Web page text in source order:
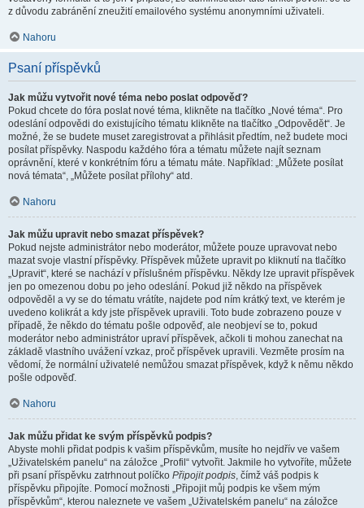
z důvodu zabránění zneužití emailového systému anonymními uživateli.
Nahoru
Psaní příspěvků
Jak můžu vytvořit nové téma nebo poslat odpověď?
Pokud chcete do fóra poslat nové téma, klikněte na tlačítko „Nové téma“. Pro
odeslání odpovědi do existujícího tématu klikněte na tlačítko „Odpovědět“. Je
možné, že se budete muset zaregistrovat a přihlásit předtím, než budete moci
posílat příspěvky. Naspodu každého fóra a tématu můžete najít seznam
oprávnění, které v konkrétním fóru a tématu máte. Například: „Můžete posílat
nová témata“, „Můžete posílat přílohy“ atd.
Nahoru
Jak můžu upravit nebo smazat příspěvek?
Pokud nejste administrátor nebo moderátor, můžete pouze upravovat nebo
mazat svoje vlastní příspěvky. Příspěvek můžete upravit po kliknutí na tlačítko
„Upravit“, které se nachází v příslušném příspěvku. Někdy lze upravit příspěvek
jen po omezenou dobu po jeho odeslání. Pokud již někdo na příspěvek
odpověděl a vy se do tématu vrátíte, najdete pod ním krátký text, ve kterém je
uvedeno kolikrát a kdy jste příspěvek upravili. Toto bude zobrazeno pouze v
případě, že někdo do tématu pošle odpověď, ale neobjeví se to, pokud
moderátor nebo administrátor upraví příspěvek, ačkoli ti mohou zanechat na
základě vlastního uvážení vzkaz, proč příspěvek upravili. Vezměte prosím na
vědomí, že normální uživatelé nemůžou smazat příspěvek, když k němu někdo
pošle odpověď.
Nahoru
Jak můžu přidat ke svým příspěvků podpis?
Abyste mohli přidat podpis k vašim příspěvkům, musíte ho nejdřív ve vašem
„Uživatelském panelu“ na záložce „Profil“ vytvořit. Jakmile ho vytvoříte, můžete
při psaní příspěvku zatrhnout políčko Připojit podpis, čímž váš podpis k
příspěvku připojíte. Pomocí možnosti „Připojit můj podpis ke všem mým
příspěvkům“, kterou naleznete ve vašem „Uživatelském panelu“ na záložce